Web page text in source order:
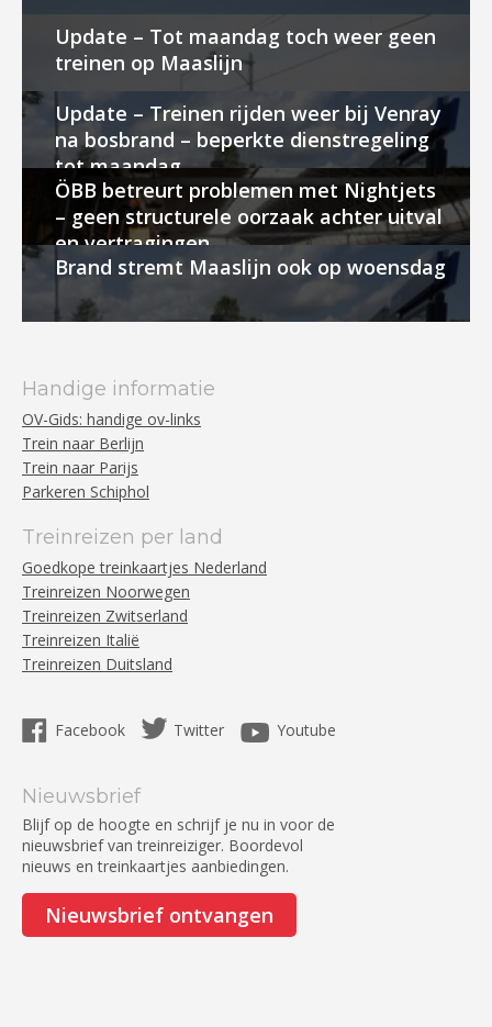
Update – Tot maandag toch weer geen
treinen op Maaslijn
Update – Treinen rijden weer bij Venray
na bosbrand – beperkte dienstregeling
tot maandag
ÖBB betreurt problemen met Nightjets
– geen structurele oorzaak achter uitval
en vertragingen
Brand stremt Maaslijn ook op woensdag
Handige informatie
OV-Gids: handige ov-links
Trein naar Berlijn
Trein naar Parijs
Parkeren Schiphol
Treinreizen per land
Goedkope treinkaartjes Nederland
Treinreizen Noorwegen
Treinreizen Zwitserland
Treinreizen Italië
Treinreizen Duitsland
Facebook Twitter Youtube
Nieuwsbrief
Blijf op de hoogte en schrijf je nu in voor de
nieuwsbrief van treinreiziger. Boordevol
nieuws en treinkaartjes aanbiedingen.
Nieuwsbrief ontvangen